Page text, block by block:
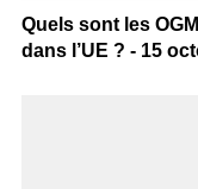
Quels sont les
dans l’UE ? - 15